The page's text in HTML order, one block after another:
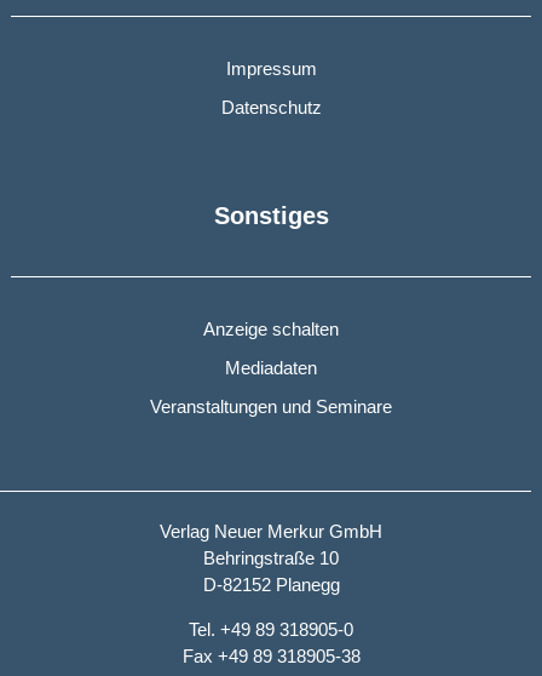
Impressum
Datenschutz
Sonstiges
Anzeige schalten
Mediadaten
Veranstaltungen und Seminare
Verlag Neuer Merkur GmbH
Behringstraße 10
D-82152 Planegg
Tel. +49 89 318905-0
Fax +49 89 318905-38